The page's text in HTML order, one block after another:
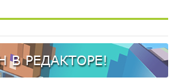
В РЕДАКТОРЕ!